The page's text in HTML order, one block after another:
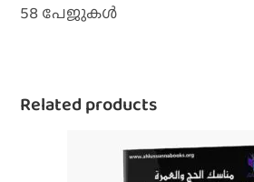
58 പേജുകൾ
Related products